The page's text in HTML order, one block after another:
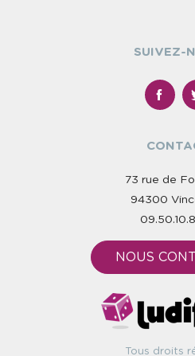
SUIVEZ-
73 rue de
94300
NOUS
Tous droits